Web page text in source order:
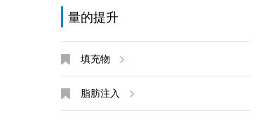
量的提升
填充物
脂肪注入